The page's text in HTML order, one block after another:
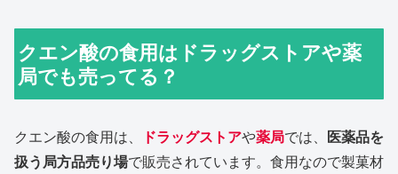
クエン酸の食用はドラッグストアや薬
局でも売ってる？
クエン酸の食用は、 ドラッグストアや薬局では、 医薬品を
扱う局方品売り場で販売されています。食用なので製菓材